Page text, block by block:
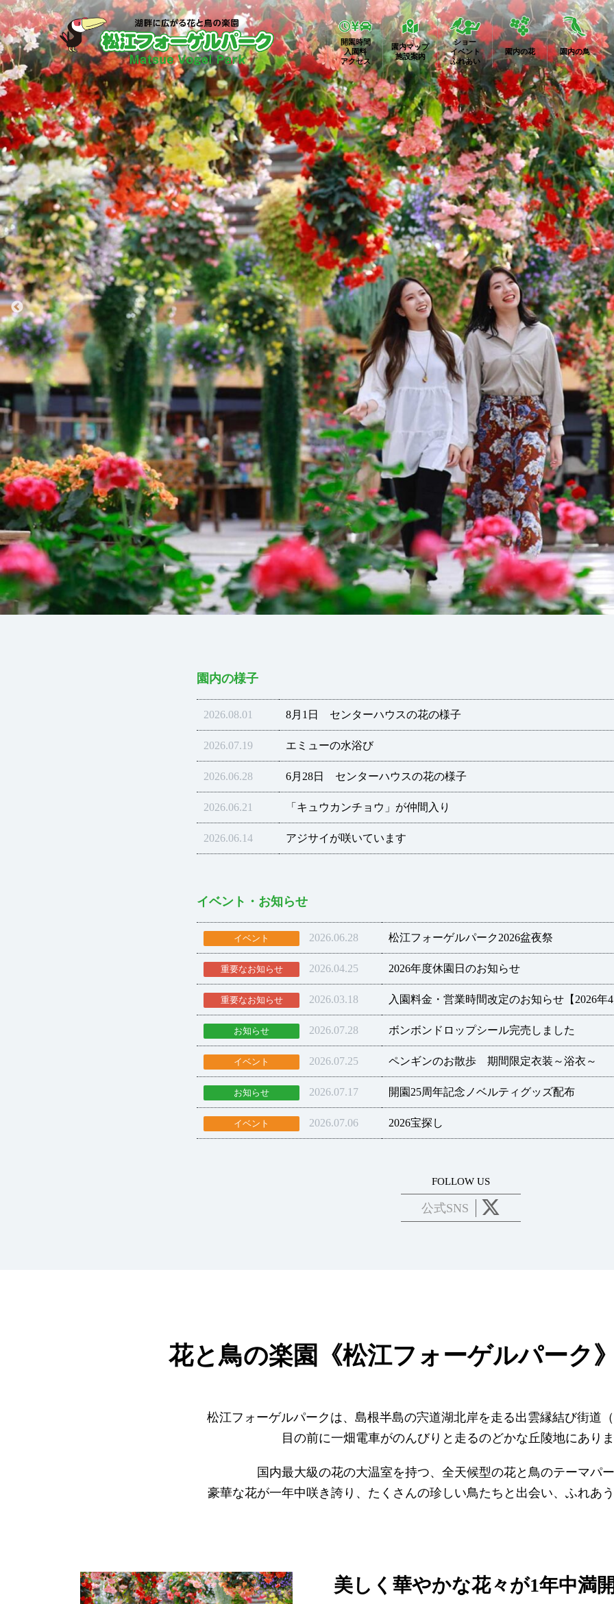
開園時間
入園料
アクセス
園内マップ
施設案内
ショー
イベント
ふれあい
園内の花 園内の鳥
園内の様子
2026.08.01 8月1日 センターハウスの花の様子
2026.07.19 エミューの水浴び
2026.06.28 6月28日 センターハウスの花の様子
2026.06.21 「キュウカンチョウ」が仲間入り
2026.06.14 アジサイが咲いています
イベント・お知らせ
イベント 2026.06.28 松江フォーゲルパーク2026盆夜祭
重要なお知らせ 2026.04.25 2026年度休園日のお知らせ
重要なお知らせ 2026.03.18 入園料金・営業時間改定のお知らせ【2026年4
お知らせ 2026.07.28 ボンボンドロップシール完売しました
イベント 2026.07.25 ペンギンのお散歩 期間限定衣装～浴衣～
お知らせ 2026.07.17 開園25周年記念ノベルティグッズ配布
イベント 2026.07.06 2026宝探し
FOLLOW US
公式SNS
花と鳥の楽園《松江フォーゲルパーク
松江フォーゲルパークは、島根半島の宍道湖北岸を走る出雲縁結び街道（
目の前に一畑電車がのんびりと走るのどかな丘陵地にありま
国内最大級の花の大温室を持つ、全天候型の花と鳥のテーマパー
豪華な花が一年中咲き誇り、たくさんの珍しい鳥たちと出会い、ふれあう
美しく華やかな花々が1年中満開